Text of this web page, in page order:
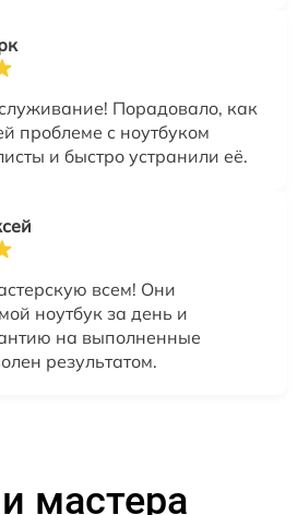
Порадовало, как
проблеме с ноутбуком
и быстро устранили её.
всем! Они
ноутбук за день и
на выполненные
результатом.
мастера